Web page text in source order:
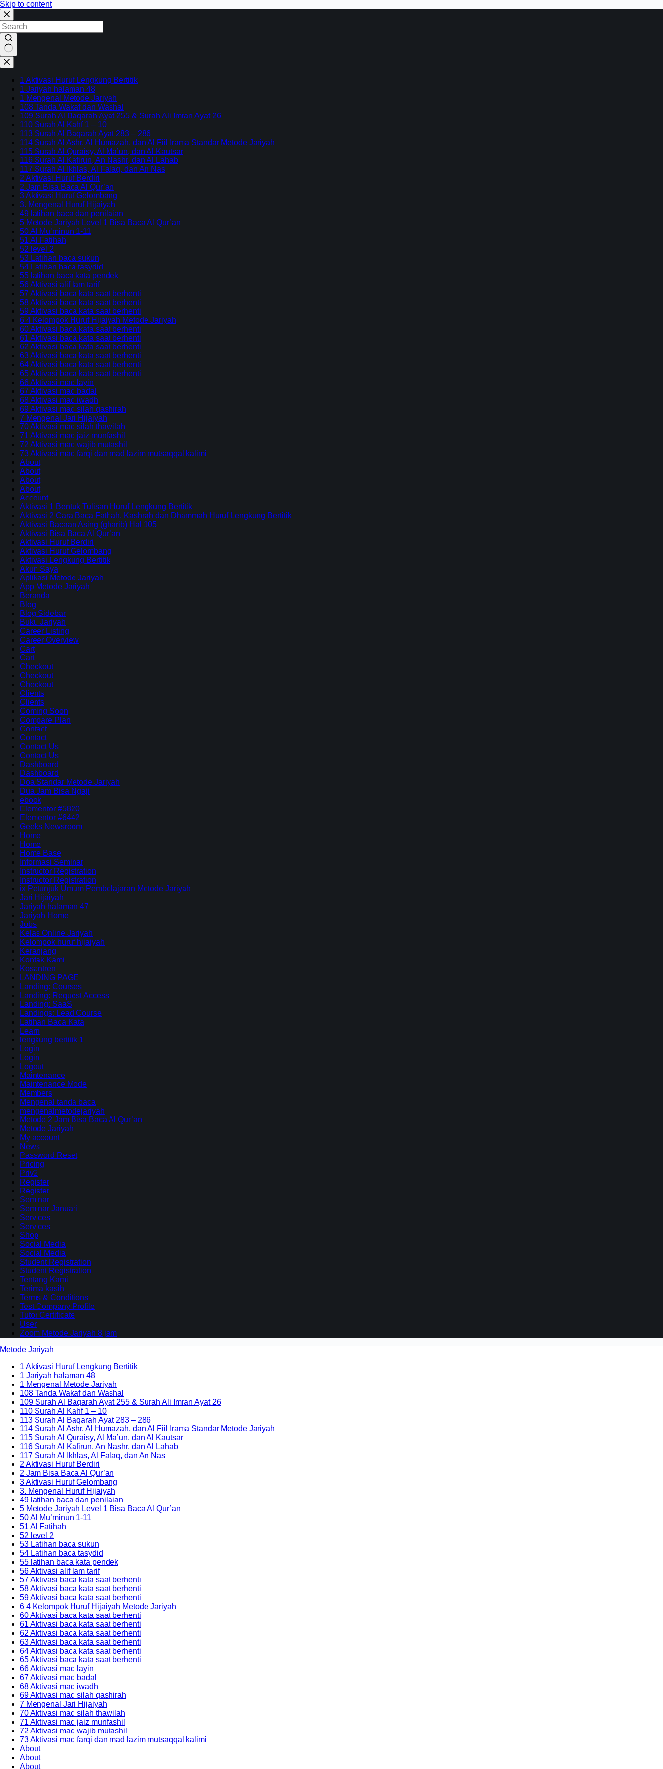
Skip to content
No
results
1 Aktivasi Huruf Lengkung Bertitik
1 Jariyah halaman 48
1 Mengenal Metode Jariyah
108 Tanda Wakaf dan Washal
109 Surah Al Baqarah Ayat 255 & Surah Ali Imran Ayat 26
110 Surah Al Kahf 1 – 10
113 Surah Al Baqarah Ayat 283 – 286
114 Surah Al Ashr, Al Humazah, dan Al Fiil Irama Standar Metode Jariyah
115 Surah Al Quraisy, Al Ma’un, dan Al Kautsar
116 Surah Al Kafirun, An Nashr, dan Al Lahab
117 Surah Al Ikhlas, Al Falaq, dan An Nas
2 Aktivasi Huruf Berdiri
2 Jam Bisa Baca Al Qur’an
3 Aktivasi Huruf Gelombang
3. Mengenal Huruf Hijaiyah
49 latihan baca dan penilaian
5 Metode Jariyah Level 1 Bisa Baca Al Qur’an
50 Al Mu’minun 1-11
51 Al Fatihah
52 level 2
53 Latihan baca sukun
54 Latihan baca tasydid
55 latihan baca kata pendek
56 Aktivasi alif lam tarif
57 Aktivasi baca kata saat berhenti
58 Aktivasi baca kata saat berhenti
59 Aktivasi baca kata saat berhenti
6 4 Kelompok Huruf Hijaiyah Metode Jariyah
60 Aktivasi baca kata saat berhenti
61 Aktivasi baca kata saat berhenti
62 Aktivasi baca kata saat berhenti
63 Aktivasi baca kata saat berhenti
64 Aktivasi baca kata saat berhenti
65 Aktivasi baca kata saat berhenti
66 Aktivasi mad layin
67 Aktivasi mad badal
68 Aktivasi mad iwadh
69 Aktivasi mad silah qashirah
7 Mengenal Jari Hijaiyah
70 Aktivasi mad silah thawilah
71 Aktivasi mad jaiz munfashil
72 Aktivasi mad wajib mutashil
73 Aktivasi mad farqi dan mad lazim mutsaqqal kalimi
About
About
About
About
Account
Aktivasi 1 Bentuk Tulisan Huruf Lengkung Bertitik
Aktivasi 2 Cara Baca Fathah, Kashrah dan Dhammah Huruf Lengkung Bertitik
Aktivasi Bacaan Asing (gharib) Hal 105
Aktivasi Bisa Baca Al Qur’an
Aktivasi Huruf Berdiri
Aktivasi Huruf Gelombang
Aktivasi Lengkung Bertitik
Akun Saya
Aplikasi Metode Jariyah
App Metode Jariyah
Beranda
Blog
Blog Sidebar
Buku Jariyah
Career Listing
Career Overview
Cart
Cart
Checkout
Checkout
Checkout
Clients
Clients
Coming Soon
Compare Plan
Contact
Contact
Contact Us
Contact Us
Dashboard
Dashboard
Doa Standar Metode Jariyah
Dua Jam Bisa Ngaji
ebook
Elementor #5820
Elementor #6442
Geeks Newsroom
Home
Home
Home Base
Informasi Seminar
Instructor Registration
Instructor Registration
ix Petunjuk Umum Pembelajaran Metode Jariyah
Jari Hijaiyah
Jariyah halaman 47
Jariyah Home
Jobs
Kelas Online Jariyah
Kelompok huruf hijaiyah
Keranjang
Kontak Kami
Kosantren
LANDING PAGE
Landing: Courses
Landing: Request Access
Landing: SaaS
Landings: Lead Course
Latihan Baca Kata
Learn
lengkung bertitik 1
Login
Login
Logout
Maintenance
Maintenance Mode
Members
Mengenal tanda baca
mengenalmetodejariyah
Metode 2 Jam Bisa Baca Al Qur’an
Metode Jariyah
My account
News
Password Reset
Pricing
Priv2
Register
Register
Seminar
Seminar Januari
Services
Services
Shop
Social Media
Social Media
Student Registration
Student Registration
Tentang Kami
Terima kasih
Terms & Conditions
Test Company Profile
Tutor Certificate
User
Zoom Metode Jariyah 8 jam
Metode Jariyah
1 Aktivasi Huruf Lengkung Bertitik
1 Jariyah halaman 48
1 Mengenal Metode Jariyah
108 Tanda Wakaf dan Washal
109 Surah Al Baqarah Ayat 255 & Surah Ali Imran Ayat 26
110 Surah Al Kahf 1 – 10
113 Surah Al Baqarah Ayat 283 – 286
114 Surah Al Ashr, Al Humazah, dan Al Fiil Irama Standar Metode Jariyah
115 Surah Al Quraisy, Al Ma’un, dan Al Kautsar
116 Surah Al Kafirun, An Nashr, dan Al Lahab
117 Surah Al Ikhlas, Al Falaq, dan An Nas
2 Aktivasi Huruf Berdiri
2 Jam Bisa Baca Al Qur’an
3 Aktivasi Huruf Gelombang
3. Mengenal Huruf Hijaiyah
49 latihan baca dan penilaian
5 Metode Jariyah Level 1 Bisa Baca Al Qur’an
50 Al Mu’minun 1-11
51 Al Fatihah
52 level 2
53 Latihan baca sukun
54 Latihan baca tasydid
55 latihan baca kata pendek
56 Aktivasi alif lam tarif
57 Aktivasi baca kata saat berhenti
58 Aktivasi baca kata saat berhenti
59 Aktivasi baca kata saat berhenti
6 4 Kelompok Huruf Hijaiyah Metode Jariyah
60 Aktivasi baca kata saat berhenti
61 Aktivasi baca kata saat berhenti
62 Aktivasi baca kata saat berhenti
63 Aktivasi baca kata saat berhenti
64 Aktivasi baca kata saat berhenti
65 Aktivasi baca kata saat berhenti
66 Aktivasi mad layin
67 Aktivasi mad badal
68 Aktivasi mad iwadh
69 Aktivasi mad silah qashirah
7 Mengenal Jari Hijaiyah
70 Aktivasi mad silah thawilah
71 Aktivasi mad jaiz munfashil
72 Aktivasi mad wajib mutashil
73 Aktivasi mad farqi dan mad lazim mutsaqqal kalimi
About
About
About